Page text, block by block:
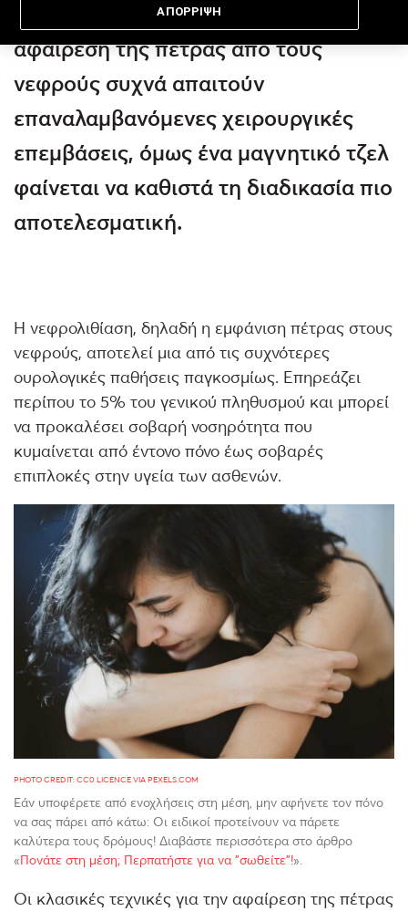
Οι κλασικές τεχνικές για την
αφαίρεση της πέτρας από τους
νεφρούς συχνά απαιτούν
επαναλαμβανόμενες χειρουργικές
επεμβάσεις, όμως ένα μαγνητικό τζελ
φαίνεται να καθιστά τη διαδικασία πιο
αποτελεσματική.
Η νεφρολιθίαση, δηλαδή η εμφάνιση πέτρας στους
νεφρούς, αποτελεί μια από τις συχνότερες
ουρολογικές παθήσεις παγκοσμίως. Επηρεάζει
περίπου το 5% του γενικού πληθυσμού και μπορεί
να προκαλέσει σοβαρή νοσηρότητα που
κυμαίνεται από έντονο πόνο έως σοβαρές
επιπλοκές στην υγεία των ασθενών.
PHOTO CREDIT: CC0 LICENCE VIA PEXELS.COM
Εάν υποφέρετε από ενοχλήσεις στη μέση, μην αφήνετε τον πόνο
να σας πάρει από κάτω: Οι ειδικοί προτείνουν να πάρετε
καλύτερα τους δρόμους! Διαβάστε περισσότερα στο άρθρο
«Πονάτε στη μέση; Περπατήστε για να "σωθείτε"!».
Οι κλασικές τεχνικές για την αφαίρεση της πέτρας
ΑΠΟΡΡΙΨΗ